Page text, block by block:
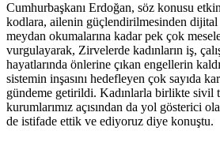
Cumhurbaşkanı Erdoğan, söz konusu
kodlara, ailenin güçlendirilmesinden dijital
meydan okumalarına kadar pek çok
vurgulayarak, Zirvelerde kadınların iş,
hayatlarında önlerine çıkan engellerin
sistemin inşasını hedefleyen çok sayıda
gündeme getirildi. Kadınlarla birlikte sivil
kurumlarımız açısından da yol gösterici
de istifade ettik ve ediyoruz diye konuştu.